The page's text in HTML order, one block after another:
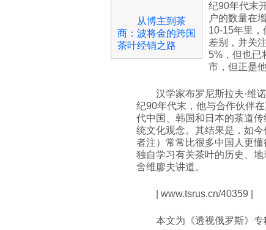
从博主到茶
商：波将金的跨国
茶叶经销之路
纪90年代末
户的数量在
10-15年里
差别，并关
5%，但也已
市，但正是
汉学家布罗尼斯拉夫·维
纪90年代末，他与合作伙伴
代中国、韩国和日本的茶道
统文化观念。其结果是，如今
者注）常常比很多中国人更
独自学习有关茶叶的历史、
舍维廖夫讲道。
| www.tsrus.cn/40359 |
本文为《透视俄罗斯》专